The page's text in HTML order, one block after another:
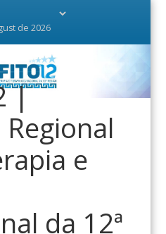
de 2026
|
e
da 12ª